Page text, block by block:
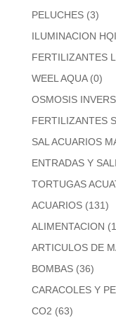
PELUCHES (3)
ILUMINACION HQI
FERTILIZANTES
WEEL AQUA (0)
OSMOSIS
FERTILIZANTES
SAL ACUARIOS
ENTRADAS Y
TORTUGAS
ACUARIOS (131)
ALIMENTACION
ARTICULOS DE
BOMBAS (36)
CARACOLES Y
CO2 (63)